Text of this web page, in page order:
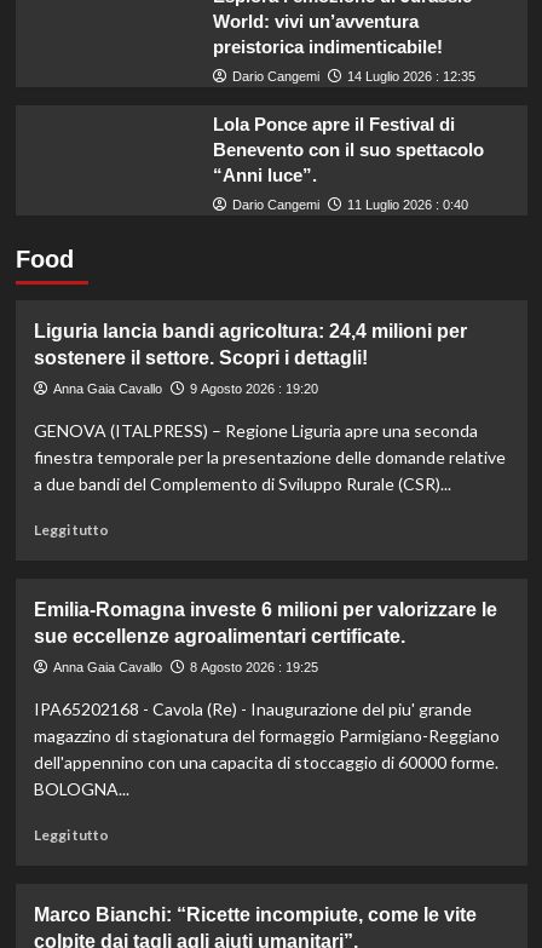
World: vivi un’avventura
preistorica indimenticabile!
Dario Cangemi 14 Luglio 2026 : 12:35
Lola Ponce apre il Festival di
Benevento con il suo spettacolo
“Anni luce”.
Dario Cangemi 11 Luglio 2026 : 0:40
Food
Liguria lancia bandi agricoltura: 24,4 milioni per
sostenere il settore. Scopri i dettagli!
Anna Gaia Cavallo 9 Agosto 2026 : 19:20
GENOVA (ITALPRESS) – Regione Liguria apre una seconda
finestra temporale per la presentazione delle domande relative
a due bandi del Complemento di Sviluppo Rurale (CSR)...
Leggi tuttoLeggi
Liguria
lancia
bandi
24,4
milioni
per
il
Emilia-Romagna investe 6 milioni per valorizzare le
sue eccellenze agroalimentari certificate.
Anna Gaia Cavallo 8 Agosto 2026 : 19:25
IPA65202168 - Cavola (Re) - Inaugurazione del piu' grande
magazzino di stagionatura del formaggio Parmigiano-Reggiano
dell'appennino con una capacita di stoccaggio di 60000 forme.
BOLOGNA...
Leggi tuttoLeggi
Emilia-
Marco Bianchi: “Ricette incompiute, come le vite
colpite dai tagli agli aiuti umanitari”.